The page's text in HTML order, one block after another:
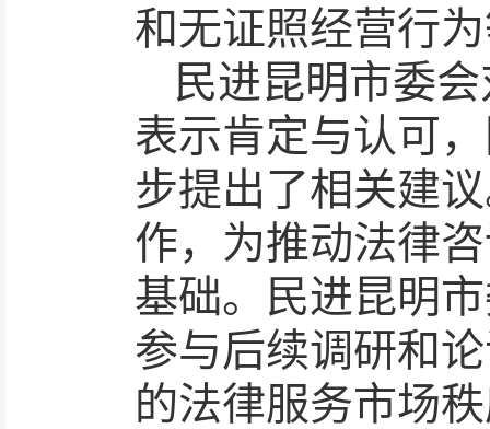
和无证照经营行
民进昆明市委
表示肯定与认可
步提出了相关建
作，为推动法律
基础。民进昆明
参与后续调研和
的法律服务市场